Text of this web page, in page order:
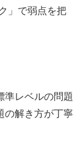
」で弱点を把
準レベルの問題
の解き方が丁寧